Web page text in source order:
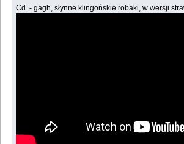
Cd. - gagh, słynne klingońskie robaki, w wersji